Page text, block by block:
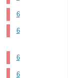
6
6
6
6